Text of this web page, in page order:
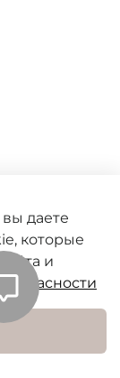
даете
которые
и